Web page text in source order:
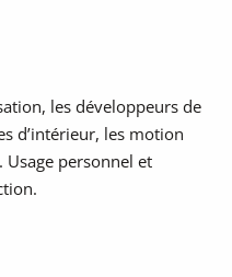
les développeurs de
d’intérieur, les motion
Usage personnel et